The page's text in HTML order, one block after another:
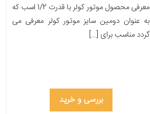
معرفی محصول موتور کولر با قدرت 1/2 اسب که
به عنوان دومین سایز موتور کولر معرفی می
گردد مناسب برای […]
بررسی و خرید